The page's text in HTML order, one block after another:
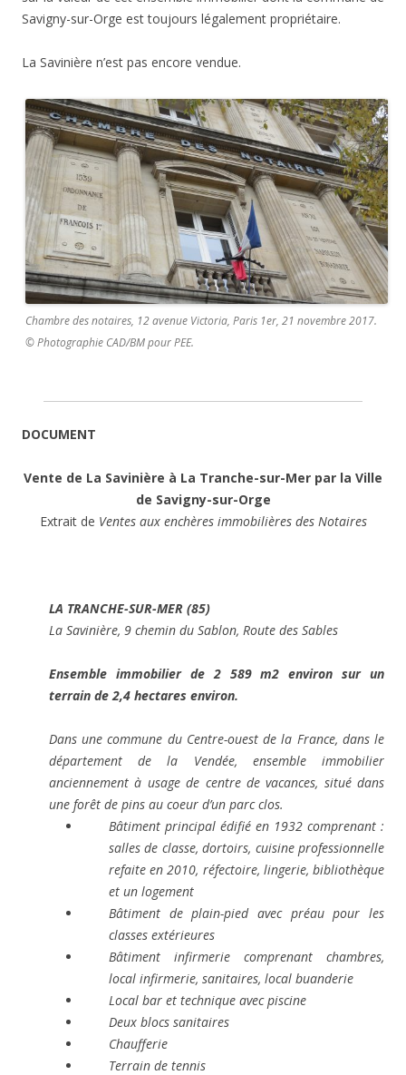
Savigny-sur-Orge est toujours légalement propriétaire.
La Savinière n’est pas encore vendue.
Chambre des notaires, 12 avenue Victoria, Paris 1er, 21 novembre 2017.
© Photographie CAD/BM pour PEE.
DOCUMENT
Vente de La Savinière à La Tranche-sur-Mer par la Ville
de Savigny-sur-Orge
Extrait de Ventes aux enchères immobilières des Notaires
LA TRANCHE-SUR-MER (85)
La Savinière, 9 chemin du Sablon, Route des Sables
Ensemble immobilier de 2 589 m2 environ sur un
terrain de 2,4 hectares environ.
Dans une commune du Centre-ouest de la France, dans le
département de la Vendée, ensemble immobilier
anciennement à usage de centre de vacances, situé dans
une forêt de pins au coeur d’un parc clos.
Bâtiment principal édifié en 1932 comprenant :
salles de classe, dortoirs, cuisine professionnelle
refaite en 2010, réfectoire, lingerie, bibliothèque
et un logement
Bâtiment de plain-pied avec préau pour les
classes extérieures
Bâtiment infirmerie comprenant chambres,
local infirmerie, sanitaires, local buanderie
Local bar et technique avec piscine
Deux blocs sanitaires
Chaufferie
Terrain de tennis